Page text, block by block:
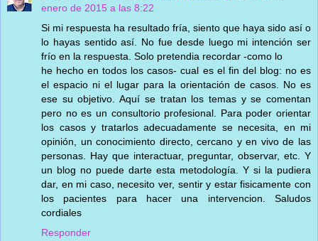
enero de 2015 a las 8:22
Si mi respuesta ha resultado fría, siento que haya sido así o
lo hayas sentido así. No fue desde luego mi intención ser
frío en la respuesta. Solo pretendia recordar -como lo
he hecho en todos los casos- cual es el fin del blog: no es
el espacio ni el lugar para la orientación de casos. No es
ese su objetivo. Aquí se tratan los temas y se comentan
pero no es un consultorio profesional. Para poder orientar
los casos y tratarlos adecuadamente se necesita, en mi
opinión, un conocimiento directo, cercano y en vivo de las
personas. Hay que interactuar, preguntar, observar, etc. Y
un blog no puede darte esta metodología. Y si la pudiera
dar, en mi caso, necesito ver, sentir y estar fisicamente con
los pacientes para hacer una intervencion. Saludos
cordiales
Responder